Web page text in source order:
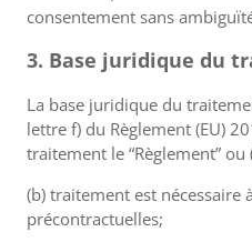
consentement sans
3. Base juridique du
La base juridique du
lettre f) du Règlement (EU)
traitement le “Règlement” ou
(b) traitement est
précontractuelles;